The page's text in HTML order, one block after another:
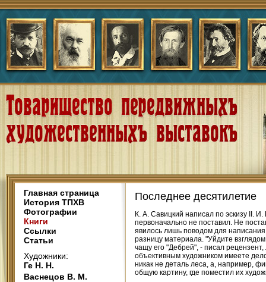
Главная страница
История ТПХВ
Фотографии
Книги
Ссылки
Статьи
Художники:
Ге Н. Н.
Васнецов В. М.
Последнее десятилетие
К. А. Савицкий написал по эскизу II.
первоначально не поставил. Не
явилось лишь поводом для
разницу материала. "Уйдите
чащу его "Дебрей", - писал
объективным художником имеете
никак не деталь леса, а, например,
общую картину, где поместил их